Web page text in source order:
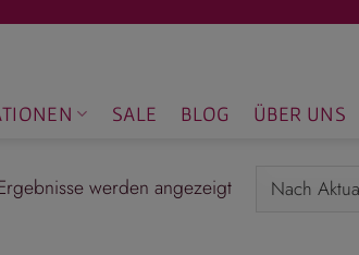
SALE BLOG ÜBER UNS
werden angezeigtNach